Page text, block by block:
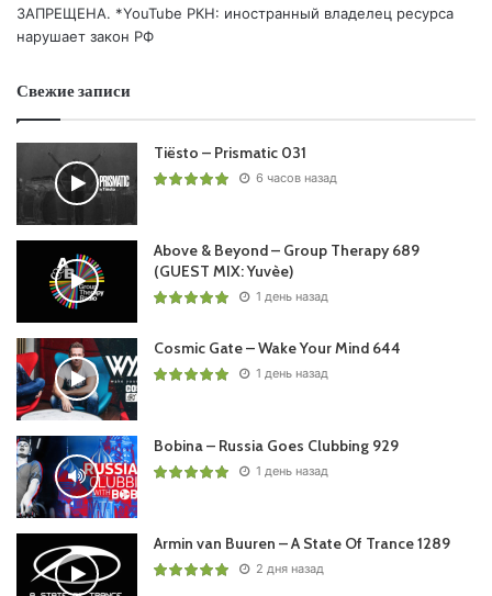
ЗАПРЕЩЕНА. *YouTube РКН: иностранный владелец ресурса
нарушает закон РФ
Свежие записи
Tiësto – Prismatic 031
6 часов назад
Above & Beyond – Group Therapy 689
(GUEST MIX: Yuvèe)
1 день назад
Cosmic Gate – Wake Your Mind 644
1 день назад
Bobina – Russia Goes Clubbing 929
1 день назад
Armin van Buuren – A State Of Trance 1289
2 дня назад